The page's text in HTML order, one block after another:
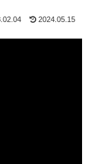
2024.05.15